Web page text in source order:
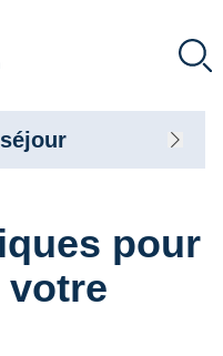
pour
votre